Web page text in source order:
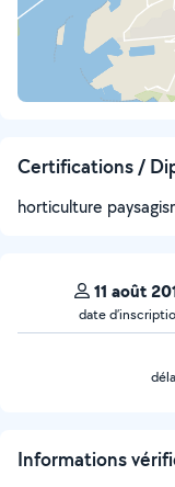
Certifications /
horticulture
11 août
date
Informations